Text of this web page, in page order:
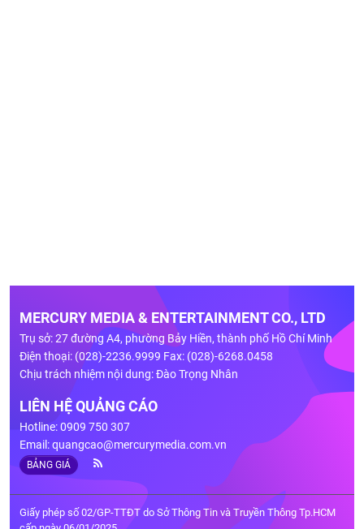
MERCURY MEDIA & ENTERTAINMENT CO., LTD
Trụ sở: 27 đường A4, phường Bảy Hiền, thành phố Hồ Chí Minh
Điện thoại: (028)-2236.9999 Fax: (028)-6268.0458
Chịu trách nhiệm nội dung: Đào Trọng Nhân
LIÊN HỆ QUẢNG CÁO
Hotline: 0909 750 307
Email:quangcao@mercurymedia.com.vn
BẢNG GIÁ
Giấy phép số 02/GP-TTĐT do Sở Thông Tin và Truyền Thông Tp.HCM